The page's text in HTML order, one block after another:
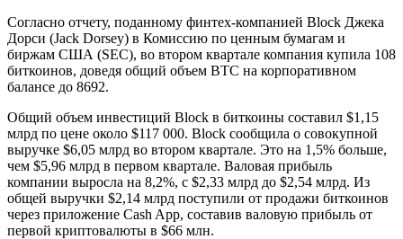
Согласно отчету, поданному финтех-компанией Block Джека
Дорси (Jack Dorsey) в Комиссию по ценным бумагам и
биржам США (SEC), во втором квартале компания купила 108
биткоинов, доведя общий объем BTC на корпоративном
балансе до 8692.
Общий объем инвестиций Block в биткоины составил $1,15
млрд по цене около $117 000. Block сообщила о совокупной
выручке $6,05 млрд во втором квартале. Это на 1,5% больше,
чем $5,96 млрд в первом квартале. Валовая прибыль
компании выросла на 8,2%, с $2,33 млрд до $2,54 млрд. Из
общей выручки $2,14 млрд поступили от продажи биткоинов
через приложение Cash App, составив валовую прибыль от
первой криптовалюты в $66 млн.